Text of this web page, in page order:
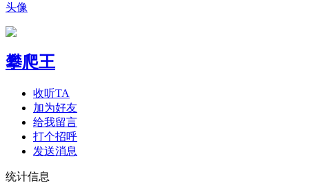
头像
攀爬王
收听TA
加为好友
给我留言
打个招呼
发送消息
统计信息